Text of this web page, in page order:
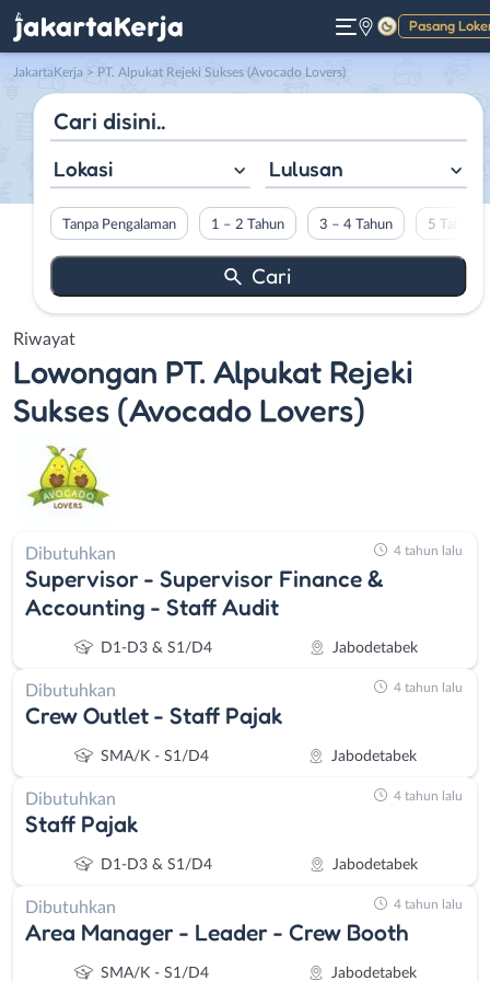
Pasang
Gelap
JakartaKerja > PT. Alpukat Rejeki Sukses (Avocado Lovers)
Lokasi Lulusan
Tanpa Pengalaman 1 – 2 Tahun 3 – 4 Tahun 5 Tahun
Riwayat
Lowongan PT. Alpukat Rejeki
Sukses (Avocado Lovers)
Dibutuhkan
Supervisor - Supervisor Finance &
Accounting - Staff Audit
D1-D3 & S1/D4 Jabodetabek
4 tahun lalu
Dibutuhkan
Crew Outlet - Staff Pajak
SMA/K - S1/D4 Jabodetabek
4 tahun lalu
Dibutuhkan
Staff Pajak
D1-D3 & S1/D4 Jabodetabek
4 tahun lalu
Dibutuhkan
Area Manager - Leader - Crew Booth
SMA/K - S1/D4 Jabodetabek
4 tahun lalu